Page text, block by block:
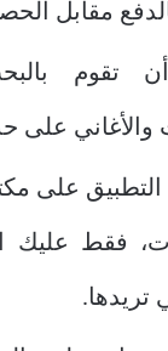
مقابل
تقوم
والأغاني على
على
فقط
تريدها.